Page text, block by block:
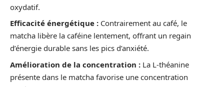
oxydatif.
Efficacité énergétique : Contrairement au café, le
matcha libère la caféine lentement, offrant un regain
d’énergie durable sans les pics d’anxiété.
Amélioration de la concentration : La L-théanine
présente dans le matcha favorise une concentration